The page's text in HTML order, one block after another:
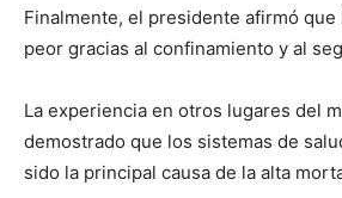
Finalmente, el presidente afirmó
peor gracias al confinamiento y al
La experiencia en otros lugares del
demostrado que los sistemas de
sido la principal causa de la alta